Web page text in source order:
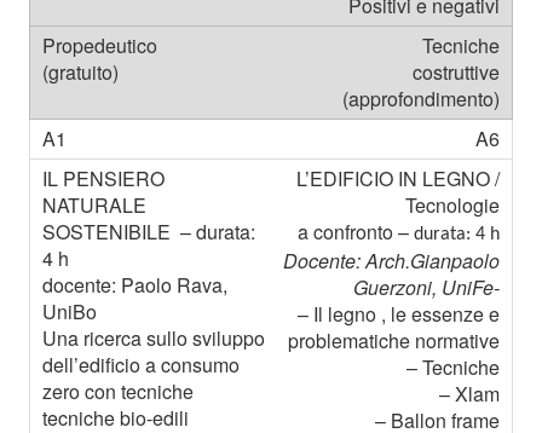
Tecniche
costruttive
(approfondimento)
A6
L’EDIFICIO IN LEGNO /
Tecnologie
a confronto – durata: 4 h
Docente: Arch.Gianpaolo
Guerzoni, UniFe-
– Il legno , le essenze e
problematiche normative
– Tecniche
– Xlam
– Ballon frame